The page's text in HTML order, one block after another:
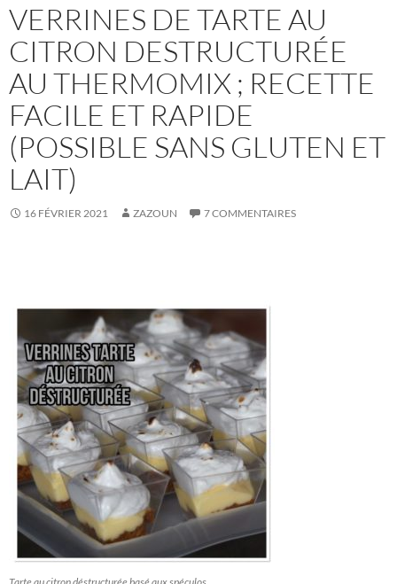
VERRINES DE TARTE AU
CITRON DESTRUCTURÉE
AU THERMOMIX ; RECETTE
FACILE ET RAPIDE
(POSSIBLE SANS GLUTEN ET
LAIT)
16 FÉVRIER 2021 ZAZOUN 7 COMMENTAIRES